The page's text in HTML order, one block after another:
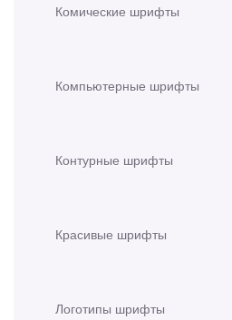
Комические шрифты
Компьютерные шрифты
Контурные шрифты
Красивые шрифты
Логотипы шрифты